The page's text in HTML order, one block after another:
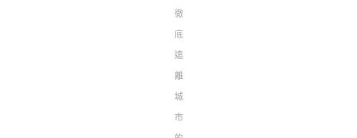
徹
底
遠
離
城
市